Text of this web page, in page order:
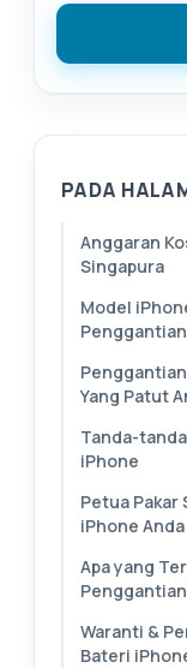
PADA
Anggaran
Singapura
Model
Yang Patut
Tanda-
iPhone
Petua
iPhone Anda
Apa yang
Waranti &
Bateri